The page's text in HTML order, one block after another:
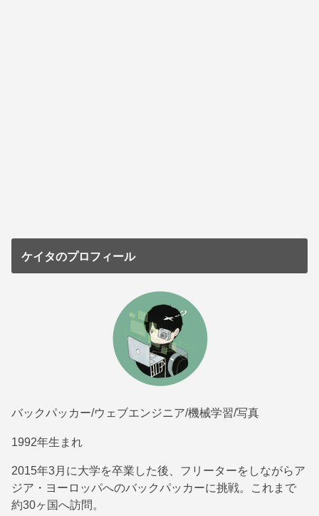
ケイタのプロフィール
バックパッカー/ウェブエンジニア/機械学習/写真
1992年生まれ
2015年3月に大学を卒業した後、フリーターをしながらア
ジア・ヨーロッパへのバックパッカーに挑戦。これまで
約30ヶ国へ訪問。